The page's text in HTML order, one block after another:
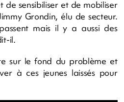
sensibiliser et de mobiliser
Grondin, élu de secteur.
mais il y a aussi des
il.
sur le fond du problème et
à ces jeunes laissés pour